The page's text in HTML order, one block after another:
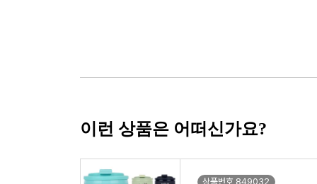
이런 상품은 어떠신가요?
상품번호 849032